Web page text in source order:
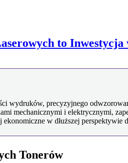
to Inwestycja
wydruków, precyzyjnego
mechanicznymi i elektrycznymi,
w dłuższej
Tonerów